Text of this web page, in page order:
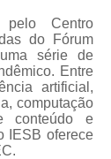
Centro
do Fórum
série de
Entre
artificial,
computação
conteúdo e
IESB oferece